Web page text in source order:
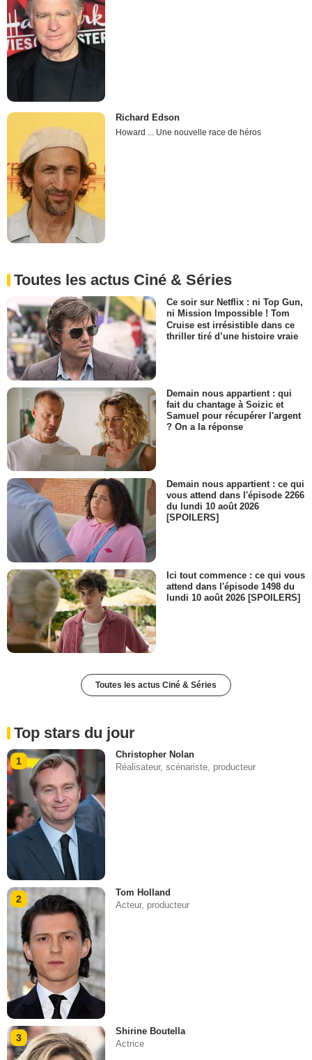
Richard Edson
Howard ... Une nouvelle race de héros
Toutes les actus Ciné & Séries
Ce soir sur Netflix : ni Top Gun,
ni Mission Impossible ! Tom
Cruise est irrésistible dans ce
thriller tiré d’une histoire vraie
Demain nous appartient : qui
fait du chantage à Soizic et
Samuel pour récupérer l'argent
? On a la réponse
Demain nous appartient : ce qui
vous attend dans l'épisode 2266
du lundi 10 août 2026
[SPOILERS]
Ici tout commence : ce qui vous
attend dans l'épisode 1498 du
lundi 10 août 2026 [SPOILERS]
Toutes les actus Ciné & Séries
Top stars du jour
1
Christopher Nolan
Réalisateur, scénariste, producteur
2
Tom Holland
Acteur, producteur
3
Shirine Boutella
Actrice